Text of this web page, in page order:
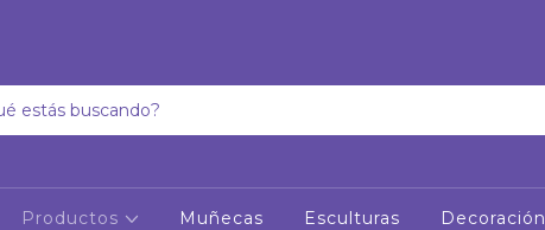
Productos Muñecas Esculturas Decoración